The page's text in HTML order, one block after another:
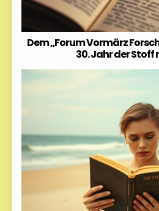
Dem „Forum Vormärz
30. Jahr der Stoff